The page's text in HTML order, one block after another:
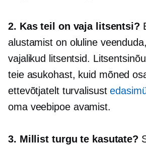
2. Kas teil on vaja litsentsi?
alustamist on oluline
vajalikud litsentsid.
teie asukohast, kuid mõned
ettevõtjatelt turvalisust
oma veebipoe avamist.
3. Millist turgu te kasutate?